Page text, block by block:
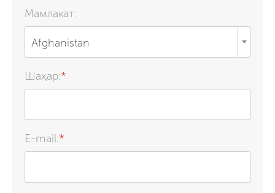
Мамлакат:
Afghanistan
Шаҳар:*
E-mail:*